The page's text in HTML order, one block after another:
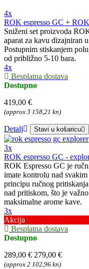
4x
ROK espresso GC +
Sniženi set proizvoda
aparat za kavu dizajniran
Postupnim stiskanjem
od približno 5-10 bara.
4x
Besplatna dostava
Dostupno
419,00 €
(approx 3 158,21 kn)
Detalj Stavi u košaricu
3x
ROK espresso GC -
ROK Espresso GC je
imate kontrolu nad
principu ručnog
nad pritiskom, što je
maksimalne arome kave.
3x
Akcija
Besplatna dostava
Dostupno
289,00 € 279,00 €
(approx 2 102,96 kn)